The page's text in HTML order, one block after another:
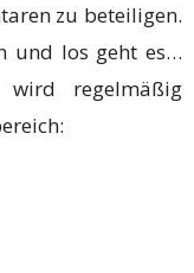
zu beteiligen.
und los geht es…
regelmäßig